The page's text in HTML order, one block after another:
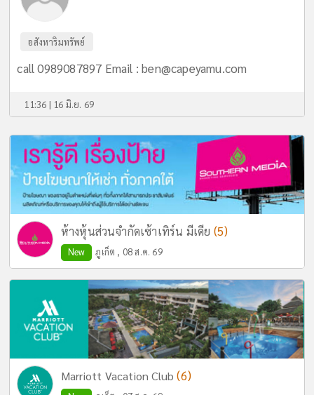
อสังหาริมทรัพย์
call 0989087897 Email :ben@capeyamu.com
11:36 | 16 มิ.ย. 69
ห้างหุ้นส่วนจำกัดเซ้าเทิร์น มีเดีย (5)
New ภูเก็ต , 08 ส.ค. 69
Marriott Vacation Club(6)